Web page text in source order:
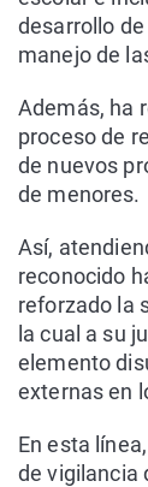
desarrollo
manejo de
Además, ha
proceso de
de nuevos
de menores.
Así,
reconocido
reforzado la
la cual a su
elemento
externas en
En esta
de vigilancia